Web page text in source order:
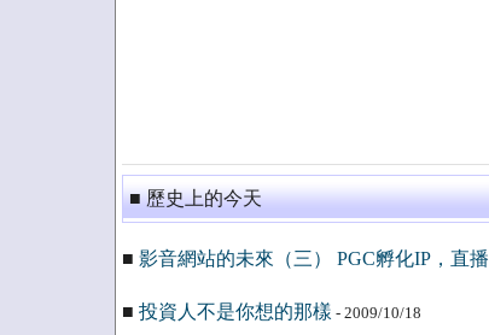
■ 歷史上的今天
■ 影音網站的未來（三） PGC孵化IP，直
■ 投資人不是你想的那樣 - 2009/10/18